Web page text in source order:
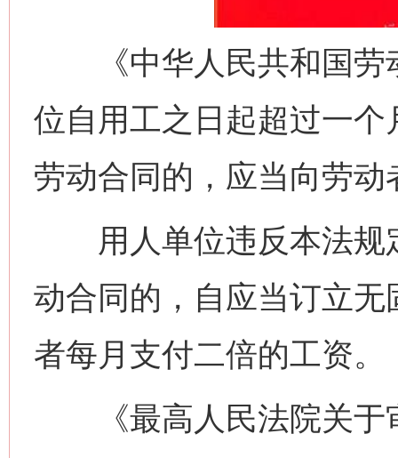
《中华人民共和国劳
位自用工之日起超过一
劳动合同的，应当向劳
用人单位违反本法规
动合同的，自应当订立
者每月支付二倍的工资。
《最高人民法院关于